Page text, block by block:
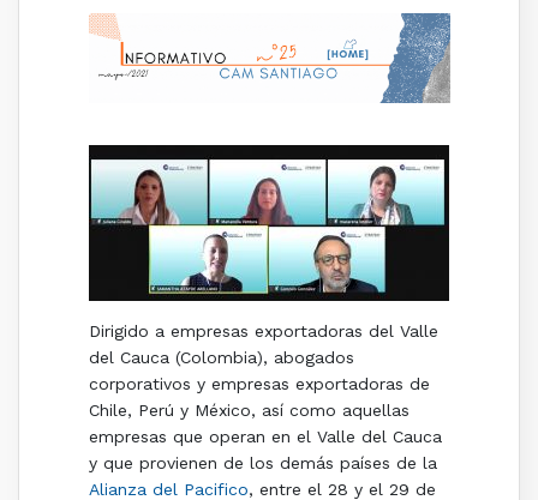
Dirigido a empresas exportadoras del Valle
del Cauca (Colombia), abogados
corporativos y empresas exportadoras de
Chile, Perú y México, así como aquellas
empresas que operan en el Valle del Cauca
y que provienen de los demás países de la
Alianza del Pacifico, entre el 28 y el 29 de